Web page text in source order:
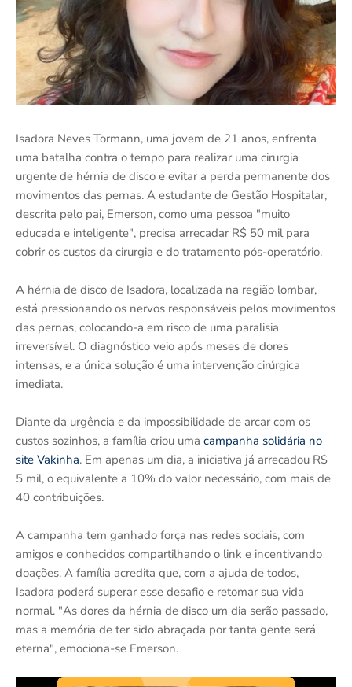
Isadora Neves Tormann, uma jovem de 21 anos, enfrenta
uma batalha contra o tempo para realizar uma cirurgia
urgente de hérnia de disco e evitar a perda permanente dos
movimentos das pernas. A estudante de Gestão Hospitalar,
descrita pelo pai, Emerson, como uma pessoa "muito
educada e inteligente", precisa arrecadar R$ 50 mil para
cobrir os custos da cirurgia e do tratamento pós-operatório.
A hérnia de disco de Isadora, localizada na região lombar,
está pressionando os nervos responsáveis pelos movimentos
das pernas, colocando-a em risco de uma paralisia
irreversível. O diagnóstico veio após meses de dores
intensas, e a única solução é uma intervenção cirúrgica
imediata.
Diante da urgência e da impossibilidade de arcar com os
custos sozinhos, a família criou uma campanha solidária no
site Vakinha. Em apenas um dia, a iniciativa já arrecadou R$
5 mil, o equivalente a 10% do valor necessário, com mais de
40 contribuições.
A campanha tem ganhado força nas redes sociais, com
amigos e conhecidos compartilhando o link e incentivando
doações. A família acredita que, com a ajuda de todos,
Isadora poderá superar esse desafio e retomar sua vida
normal. "As dores da hérnia de disco um dia serão passado,
mas a memória de ter sido abraçada por tanta gente será
eterna", emociona-se Emerson.